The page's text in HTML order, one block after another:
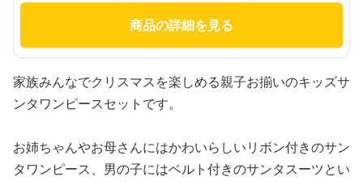
商品の詳細を見る
家族みんなでクリスマスを楽しめる親子お揃いのキッズサ
ンタワンピースセットです。
お姉ちゃんやお母さんにはかわいらしいリボン付きのサン
タワンピース、男の子にはベルト付きのサンタスーツとい